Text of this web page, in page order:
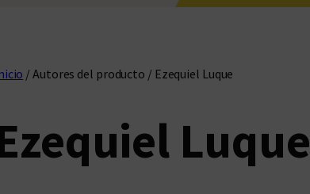
/ Autores del producto / Ezequiel Luque
Luque